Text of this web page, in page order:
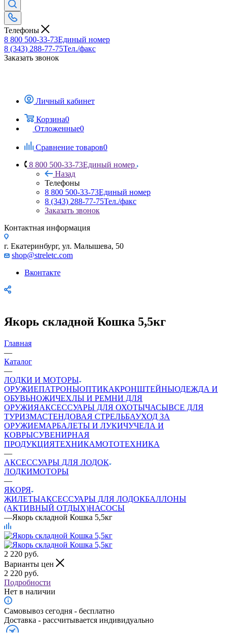
Телефоны
8 800 500-33-73Единый номер
8 (343) 288-77-75Тел./факс
Заказать звонок
Личный кабинет
Корзина0
Отложенные0
Сравнение товаров0
8 800 500-33-73Единый номер
Назад
Телефоны
8 800 500-33-73Единый номер
8 (343) 288-77-75Тел./факс
Заказать звонок
Контактная информация
г. Екатеринбург, ул. Малышева, 50
shop@streletc.com
Вконтакте
Якорь складной Кошка 5,5кг
Главная
—
Каталог
—
ЛОДКИ И МОТОРЫ
ОРУЖИЕПАТРОНЫОПТИКАКРОНШТЕЙНЫОДЕЖДА И
ОБУВЬНОЖИЧЕХЛЫ И РЕМНИ ДЛЯ
ОРУЖИЯАКСЕССУАРЫ ДЛЯ ОХОТЫЧАСЫВСЕ ДЛЯ
ТУРИЗМАСТЕНДОВАЯ СТРЕЛЬБАУХОД ЗА
ОРУЖИЕМАРБАЛЕТЫ И ЛУКИЧУЧЕЛА И
КОВРЫСУВЕНИРНАЯ
ПРОДУКЦИЯТЕХНИКАМОТОТЕХНИКА
—
АКСЕССУАРЫ ДЛЯ ЛОДОК
ЛОДКИМОТОРЫ
—
ЯКОРЯ
ЖИЛЕТЫАКСЕССУАРЫ ДЛЯ ЛОДОКБАЛЛОНЫ
(АКТИВНЫЙ ОТДЫХ)НАСОСЫ
—Якорь складной Кошка 5,5кг
2 220 руб.
Варианты цен
2 220 руб.
Подробности
Нет в наличии
Самовывоз сегодня - бесплатно
Доставка - рассчитывается индивидуально